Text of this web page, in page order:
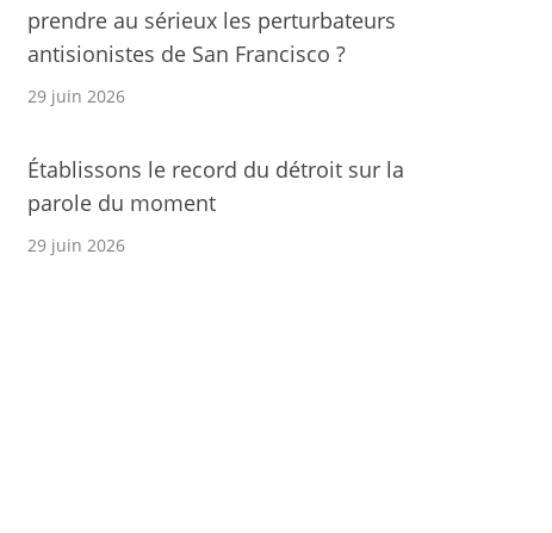
prendre au sérieux les perturbateurs
antisionistes de San Francisco ?
29 juin 2026
Établissons le record du détroit sur la
parole du moment
29 juin 2026